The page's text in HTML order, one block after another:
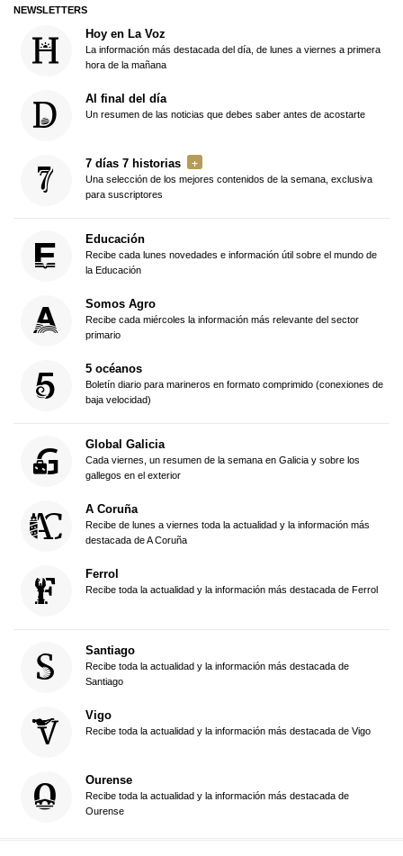
NEWSLETTERS
Hoy en La Voz
La información más destacada del día, de lunes a viernes a primera
hora de la mañana
Al final del día
Un resumen de las noticias que debes saber antes de acostarte
7 días 7 historias
Una selección de los mejores contenidos de la semana, exclusiva
para suscriptores
Educación
Recibe cada lunes novedades e información útil sobre el mundo de
la Educación
Somos Agro
Recibe cada miércoles la información más relevante del sector
primario
5 océanos
Boletín diario para marineros en formato comprimido (conexiones de
baja velocidad)
Global Galicia
Cada viernes, un resumen de la semana en Galicia y sobre los
gallegos en el exterior
A Coruña
Recibe de lunes a viernes toda la actualidad y la información más
destacada de A Coruña
Ferrol
Recibe toda la actualidad y la información más destacada de Ferrol
Santiago
Recibe toda la actualidad y la información más destacada de
Santiago
Vigo
Recibe toda la actualidad y la información más destacada de Vigo
Ourense
Recibe toda la actualidad y la información más destacada de
Ourense